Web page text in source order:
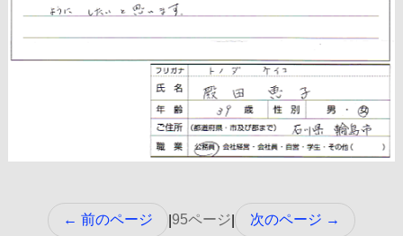
← 前のページ 95ページ 次のページ →